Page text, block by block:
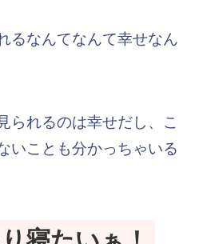
るなんてなんて幸せなん
られるのは幸せだし、こ
いことも分かっちゃいる